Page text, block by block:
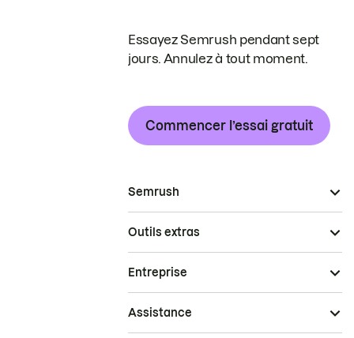
Essayez Semrush pendant sept
jours. Annulez à tout moment.
Commencer l’essai gratuit
Semrush
Outils extras
Entreprise
Assistance